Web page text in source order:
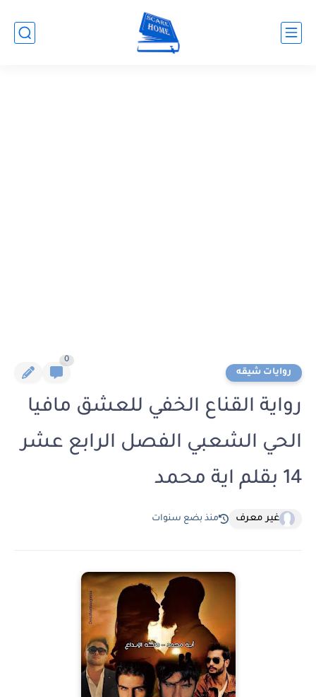
روايات شيقه
0
رواية القناع الخفي للعشق مافيا
الحي الشعبي الفصل الرابع عشر
14 بقلم اية محمد
غير معرف منذ بضع سنوات